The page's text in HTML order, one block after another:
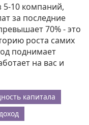
5-10 компаний,
за последние
70% - это
роста самих
поднимает
на вас и
капитала